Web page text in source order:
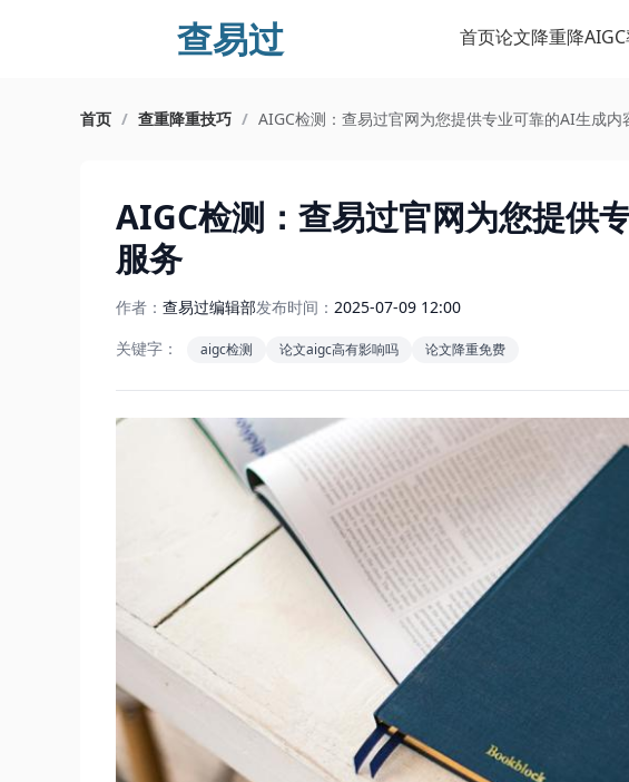
查易过 首页论文降重降
首页 / 查重降重技巧 / AIGC检测：查易过官网为您提供专业可靠的AI生成内
AIGC检测：查易过官网为您提供
服务
作者： 查易过编辑部发布时间： 2025-07-09 12:00
关键字：
aigc检测 论文aigc高有影响吗 论文降重免费